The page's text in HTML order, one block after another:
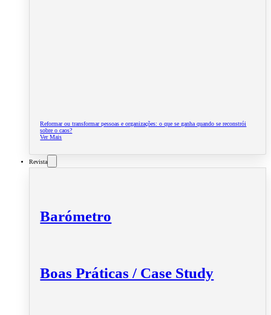
Reformar ou transformar pessoas e organizações: o que se ganha quando se reconstrói
sobre o caos?
Ver Mais
Revista
Barómetro
Boas Práticas / Case Study